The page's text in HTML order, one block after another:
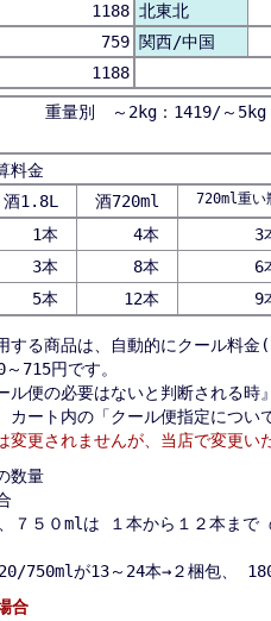
1188 北東北
759 関西/中国
1188
重量別 ～2kg：1419/～5kg
料金
酒1.8L 酒720ml 720ml重い
1本 4本 3
3本 8本 6
5本 12本 9
する商品は、自動的にクール料金(
715円です。
ル便の必要はないと判断される
カート内の「クール便指定につい
変更されませんが、当店で変更い
数量
７５０mlは １本から１２本ま
750mlが13～24本→２梱包、
合